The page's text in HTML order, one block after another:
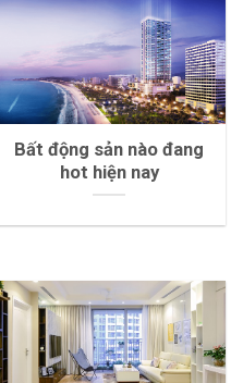
Bất động sản nào đang
hot hiện nay